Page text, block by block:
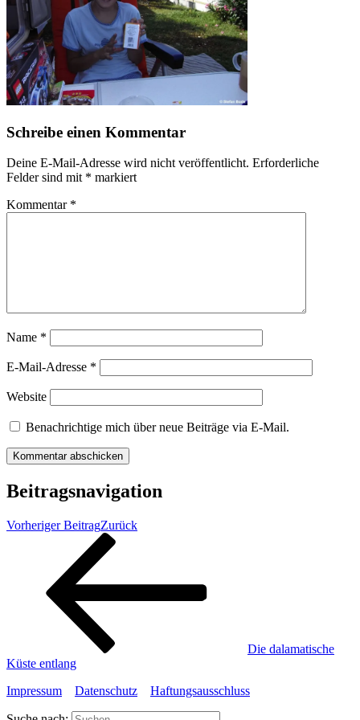
Schreibe einen Kommentar
Deine E-Mail-Adresse wird nicht veröffentlicht. Erforderliche
Felder sind mit * markiert
Kommentar *
Name *
E-Mail-Adresse *
Website
Benachrichtige mich über neue Beiträge via E-Mail.
Beitragsnavigation
Vorheriger BeitragZurück
Die dalamatische
Küste entlang
Impressum
Datenschutz Haftungsausschluss